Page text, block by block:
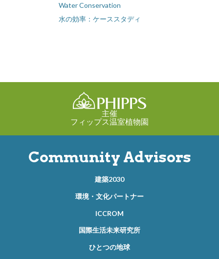
Water Conservation
水の効率：ケーススタディ
主催
フィップス温室植物園
Community Advisors
建築2030
環境・文化パートナー
ICCROM
国際生活未来研究所
ひとつの地球